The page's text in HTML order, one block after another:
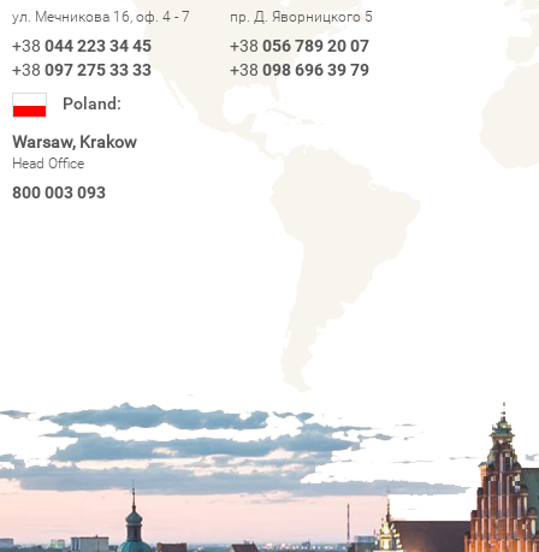
ул. Мечникова 16, оф. 4 - 7
+38 044 223 34 45
+38 097 275 33 33
пр. Д. Яворницкого 5
+38 056 789 20 07
+38 098 696 39 79
Poland:
Warsaw, Krakow
Head Office
800 003 093